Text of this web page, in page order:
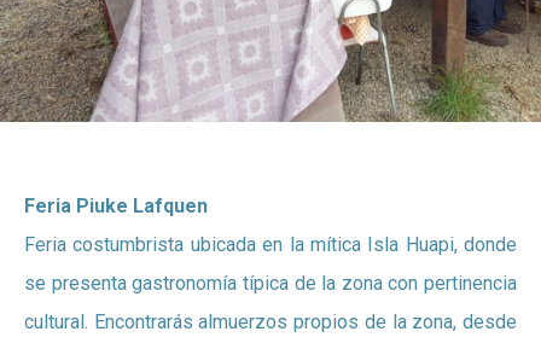
Feria Piuke Lafquen
Feria costumbrista ubicada en la mítica Isla Huapi, donde
se presenta gastronomía típica de la zona con pertinencia
cultural. Encontrarás almuerzos propios de la zona, desde